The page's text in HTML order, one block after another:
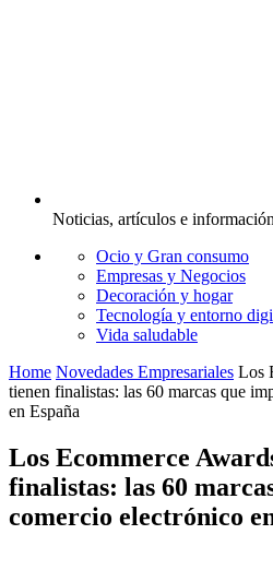
Noticias, artículos e
Ocio y Gran consumo
Empresas y Negocios
Decoración y hogar
Tecnología y entorno
Vida saludable
Home Novedades Empresariales Los
tienen finalistas: las 60 marcas que
en España
Los Ecommerce
finalistas: las 60
comercio electrónico